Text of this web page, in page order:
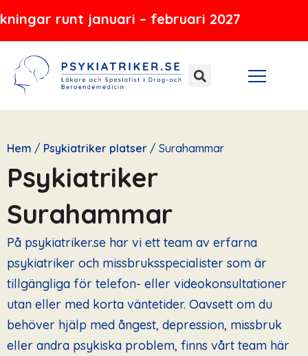
– februari 2027
Hoppa
innehåll
Hem / Psykiatriker platser / Surahammar
Psykiatriker
Surahammar
På psykiatriker.se har vi ett team av erfarna
psykiatriker och missbruksspecialister som är
tillgängliga för telefon- eller videokonsultationer
utan eller med korta väntetider. Oavsett om du
behöver hjälp med ångest, depression, missbruk
eller andra psykiska problem, finns vårt team här